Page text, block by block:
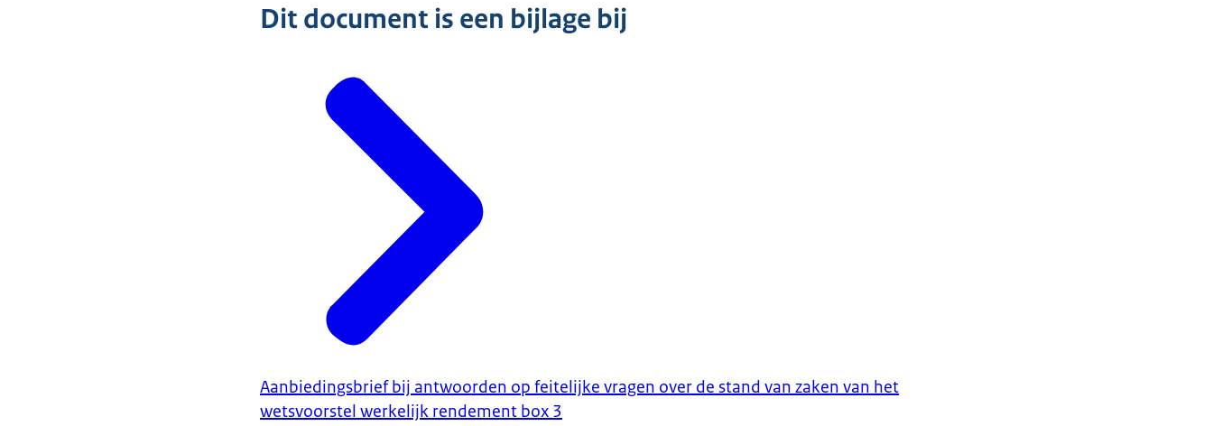
Dit document is een bijlage bij
Aanbiedingsbrief bij antwoorden op feitelijke vragen over de stand van zaken van het
wetsvoorstel werkelijk rendement box 3